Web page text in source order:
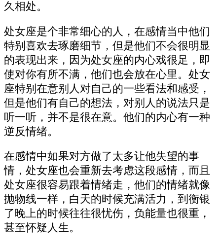
久相处。
处女座是个非常细心的人，在感情当中他们
特别喜欢去琢磨细节，但是他们不会很明显
的表现出来，因为处女座的内心戏很足，即
使对你有所不满，他们也会放在心里。处女
座特别在意别人对自己的一些看法和感受，
但是他们有自己的想法，对别人的说法只是
听一听，并不是很在意。他们的内心有一种
逆反情绪。
在感情中如果对方做了太多让他失望的事
情，处女座也会重新去考虑这段感情，而且
处女座很容易跟着情绪走，他们的情绪就像
抛物线一样，白天的时候充满活力，到衡银
了晚上的时候往往很忧伤，负能量也很重，
甚至怀疑人生。